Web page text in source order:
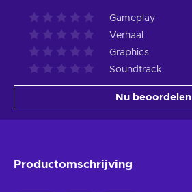
Gameplay
Verhaal
Graphics
Soundtrack
Nu beoordelen
Productomschrijving